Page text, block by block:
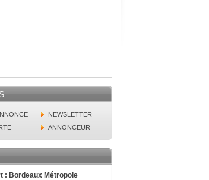
NEWSLETTER
ANNONCEUR
: Bordeaux Métropole